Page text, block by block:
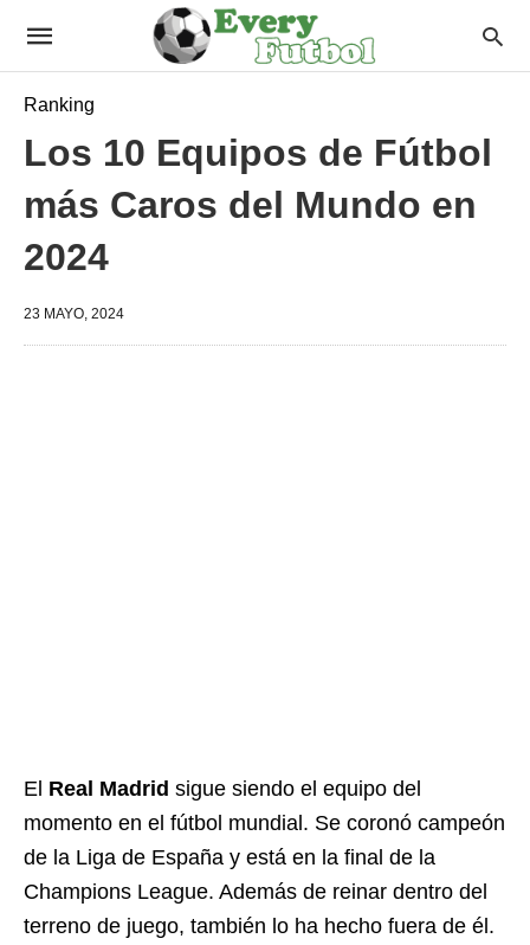
Ranking
Los 10 Equipos de Fútbol
más Caros del Mundo en
2024
23 MAYO, 2024
El Real Madrid sigue siendo el equipo del
momento en el fútbol mundial. Se coronó campeón
de la Liga de España y está en la final de la
Champions League. Además de reinar dentro del
terreno de juego, también lo ha hecho fuera de él.